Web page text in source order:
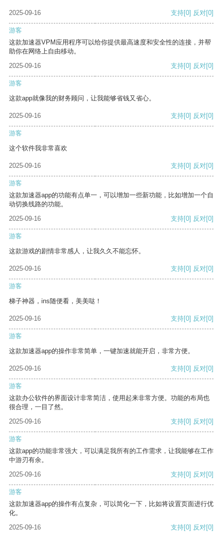
2025-09-16 支持[0] 反对[0]
游客
这款加速器VPM应用程序可以给你提供最高速度和安全性的连接，并帮
助你在网络上自由移动。
2025-09-16
支持[0] 反对[0]
游客
这款app就像我的财务顾问，让我能够省钱又省心。
2025-09-16 支持[0] 反对[0]
游客
这个软件我非常喜欢
2025-09-16 支持[0] 反对[0]
游客
这款加速器app的功能有点单一，可以增加一些新功能，比如增加一个自
动切换线路的功能。
2025-09-16
支持[0] 反对[0]
游客
这款游戏的剧情非常感人，让我久久不能忘怀。
2025-09-16 支持[0] 反对[0]
游客
梯子神器，ins随便看，美美哒！
2025-09-16 支持[0] 反对[0]
游客
这款加速器app的操作非常简单，一键加速就能开启，非常方便。
2025-09-16 支持[0] 反对[0]
游客
这款办公软件的界面设计非常简洁，使用起来非常方便。功能的布局也
很合理，一目了然。
2025-09-16
支持[0] 反对[0]
游客
这款app的功能非常强大，可以满足我所有的工作需求，让我能够在工作
中游刃有余。
2025-09-16
支持[0] 反对[0]
游客
这款加速器app的操作有点复杂，可以简化一下，比如将设置页面进行优
化。
2025-09-16
支持[0] 反对[0]